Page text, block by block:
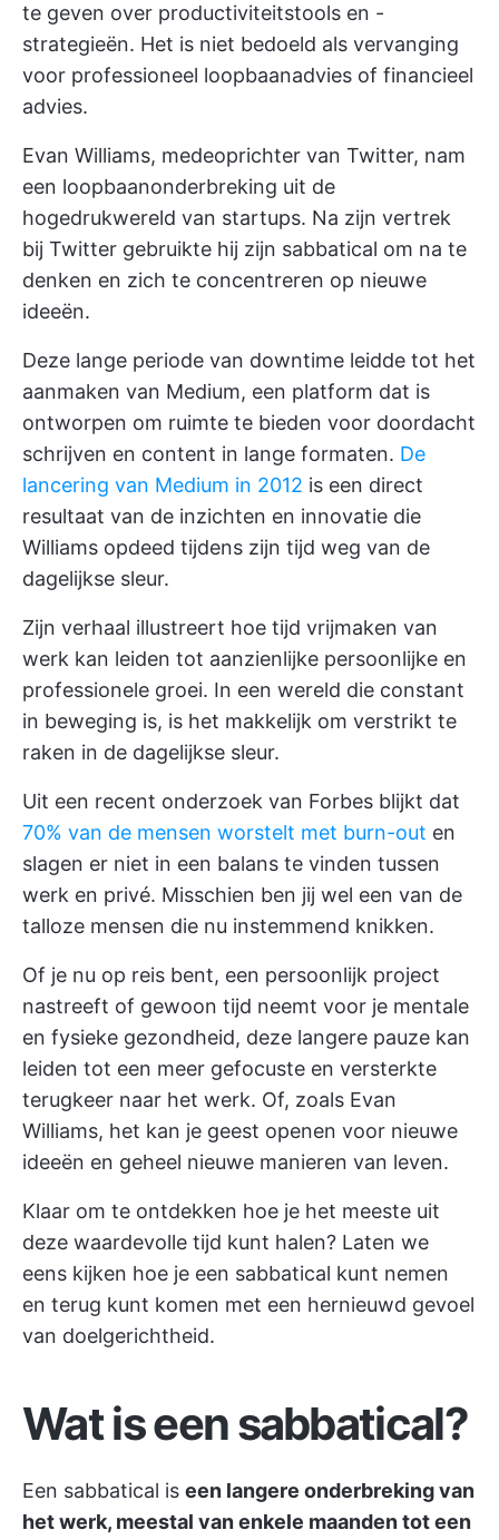
te geven over productiviteitstools en -
strategieën. Het is niet bedoeld als vervanging
voor professioneel loopbaanadvies of financieel
advies.
Evan Williams, medeoprichter van Twitter, nam
een loopbaanonderbreking uit de
hogedrukwereld van startups. Na zijn vertrek
bij Twitter gebruikte hij zijn sabbatical om na te
denken en zich te concentreren op nieuwe
ideeën.
Deze lange periode van downtime leidde tot het
aanmaken van Medium, een platform dat is
ontworpen om ruimte te bieden voor doordacht
schrijven en content in lange formaten. De
lancering van Medium in 2012 is een direct
resultaat van de inzichten en innovatie die
Williams opdeed tijdens zijn tijd weg van de
dagelijkse sleur.
Zijn verhaal illustreert hoe tijd vrijmaken van
werk kan leiden tot aanzienlijke persoonlijke en
professionele groei. In een wereld die constant
in beweging is, is het makkelijk om verstrikt te
raken in de dagelijkse sleur.
Uit een recent onderzoek van Forbes blijkt dat
70% van de mensen worstelt met burn-out en
slagen er niet in een balans te vinden tussen
werk en privé. Misschien ben jij wel een van de
talloze mensen die nu instemmend knikken.
Of je nu op reis bent, een persoonlijk project
nastreeft of gewoon tijd neemt voor je mentale
en fysieke gezondheid, deze langere pauze kan
leiden tot een meer gefocuste en versterkte
terugkeer naar het werk. Of, zoals Evan
Williams, het kan je geest openen voor nieuwe
ideeën en geheel nieuwe manieren van leven.
Klaar om te ontdekken hoe je het meeste uit
deze waardevolle tijd kunt halen? Laten we
eens kijken hoe je een sabbatical kunt nemen
en terug kunt komen met een hernieuwd gevoel
van doelgerichtheid.
Wat is een sabbatical?
Een sabbatical is een langere onderbreking van
het werk, meestal van enkele maanden tot een